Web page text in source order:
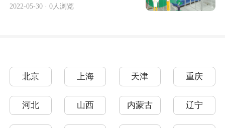
2022-05-30 · 0人浏览
北京 上海 天津 重庆
河北 山西 内蒙古 辽宁